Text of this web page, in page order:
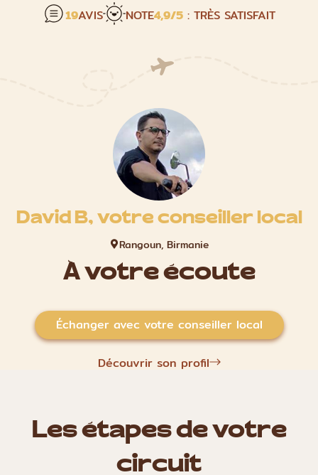
19AVIS NOTE4,9/5 : TRÈS SATISFAIT
David B, votre conseiller local
Rangoun, Birmanie
À votre écoute
Échanger avec votre conseiller local
Découvrir son profil
Les étapes de votre
circuit